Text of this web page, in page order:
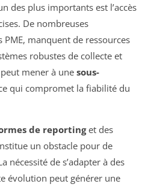
des plus importants est l’accès
De nombreuses
manquent de ressources
robustes de collecte et
peut mener à une sous-
qui compromet la fiabilité du
de reportinget des
un obstacle pour de
nécessité de s’adapter à des
évolution peut générer une